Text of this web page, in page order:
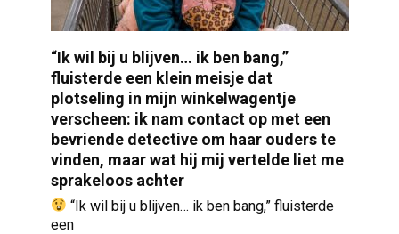
“Ik wil bij u blijven… ik ben bang,”
fluisterde een klein meisje dat
plotseling in mijn winkelwagentje
verscheen: ik nam contact op met een
bevriende detective om haar ouders te
vinden, maar wat hij mij vertelde liet me
sprakeloos achter
“Ik wil bij u blijven… ik ben bang,” fluisterde
een